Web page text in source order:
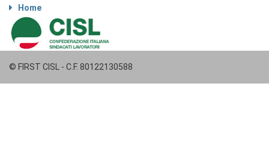
Home
© FIRST CISL - C.F. 80122130588